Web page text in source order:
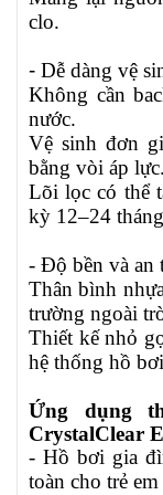
clo.
- Dễ dàng vệ
Không cần
nước.
Vệ sinh đơn
bằng vòi áp lực.
Lõi lọc có thể
kỳ 12–24
- Độ bền và an
Thân bình
trường ngoài
Thiết kế nhỏ
hệ thống hồ
Ứng dụng
CrystalClear
- Hồ bơi gia
toàn cho trẻ